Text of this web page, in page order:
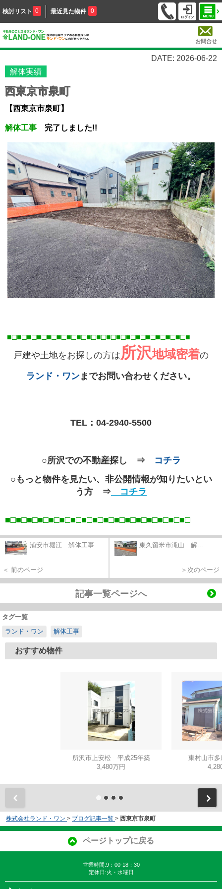
検討リスト 0 最近見た物件 0
お問合せ
DATE: 2026-06-22
解体実績
西東京市泉町
【西東京市泉町】
解体工事 完了しました!!
■□■□■□■□■□■□■□■□■□■□■□■□■□■□■□■□■□■□■
戸建や土地をお探しの方は 所沢地域密着の
ランド・ワンまでお問い合わせください。
TEL： 04-2940-5500
○所沢での不動産探し ⇒
コチラ
○もっと物件を見たい、非公開情報が知りたいとい
う方 ⇒
コチラ
■□■□■□■□■□■□■□■□■□■□■□■□■□■□■□■□■□
浦安市堀江 解体工事
＜ 前のページ
東久留米市滝山 解...
＞次のページ
記事一覧ページへ
タグ一覧
ランド・ワン
解体工事
おすすめ物件
所沢市上安松 平成25年築
3,480万円
東村山市
株式会社ランド・ワン > ブログ記事一覧 > 西東京市泉町
ページトップに戻る
営業時間:9：00-18：30
定休日:火・水曜日